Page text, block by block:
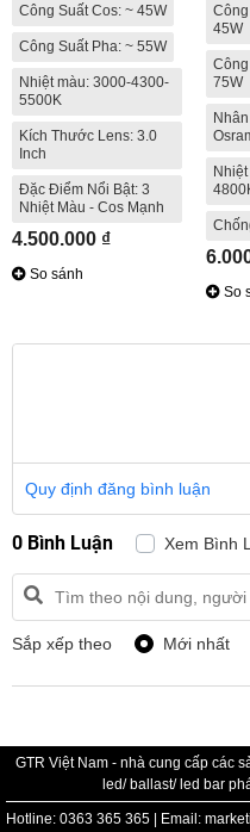
Công Suất Cos: ~ 45W
Công Suất Pha: ~ 55W
Nhiệt màu: 3000-4300-
5500K
Kích Thước Lens: 3.0
Inch
Đặc Điểm Nổi Bật: 3
Nhiệt Màu - Cos Mạnh
4.500.000 ₫
So sánh
45W
75W
So
Quy định đăng bình luận
0 Bình Luận Xem Bình
Sắp xếp theo Mới nhất
GTR Việt Nam - nhà cung cấp các
led/ ballast/ led bar
Hotline: 0363 365 365 | Email: